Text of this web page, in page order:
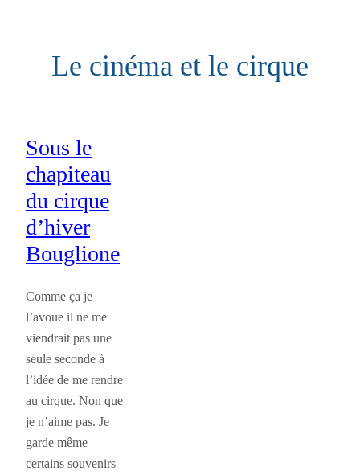
Le cinéma et le cirque
Sous le
chapiteau
du cirque
d’hiver
Bouglione
Comme ça je
l’avoue il ne me
viendrait pas une
seule seconde à
l’idée de me rendre
au cirque. Non que
je n’aime pas. Je
garde même
certains souvenirs